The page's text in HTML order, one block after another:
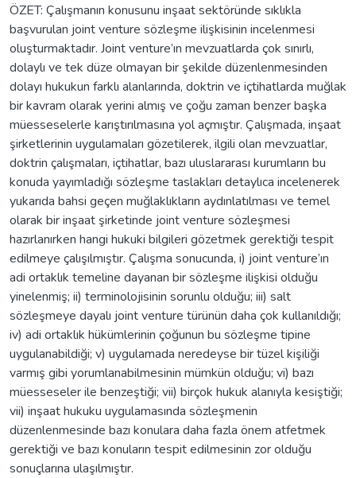
ÖZET: Çalışmanın konusunu inşaat sektöründe sıklıkla
başvurulan joint venture sözleşme ilişkisinin incelenmesi
oluşturmaktadır. Joint venture’ın mevzuatlarda çok sınırlı,
dolaylı ve tek düze olmayan bir şekilde düzenlenmesinden
dolayı hukukun farklı alanlarında, doktrin ve içtihatlarda muğlak
bir kavram olarak yerini almış ve çoğu zaman benzer başka
müesseselerle karıştırılmasına yol açmıştır. Çalışmada, inşaat
şirketlerinin uygulamaları gözetilerek, ilgili olan mevzuatlar,
doktrin çalışmaları, içtihatlar, bazı uluslararası kurumların bu
konuda yayımladığı sözleşme taslakları detaylıca incelenerek
yukarıda bahsi geçen muğlaklıkların aydınlatılması ve temel
olarak bir inşaat şirketinde joint venture sözleşmesi
hazırlanırken hangi hukuki bilgileri gözetmek gerektiği tespit
edilmeye çalışılmıştır. Çalışma sonucunda, i) joint venture’ın
adi ortaklık temeline dayanan bir sözleşme ilişkisi olduğu
yinelenmiş; ii) terminolojisinin sorunlu olduğu; iii) salt
sözleşmeye dayalı joint venture türünün daha çok kullanıldığı;
iv) adi ortaklık hükümlerinin çoğunun bu sözleşme tipine
uygulanabildiği; v) uygulamada neredeyse bir tüzel kişiliği
varmış gibi yorumlanabilmesinin mümkün olduğu; vi) bazı
müesseseler ile benzeştiği; vii) birçok hukuk alanıyla kesiştiği;
vii) inşaat hukuku uygulamasında sözleşmenin
düzenlenmesinde bazı konulara daha fazla önem atfetmek
gerektiği ve bazı konuların tespit edilmesinin zor olduğu
sonuçlarına ulaşılmıştır.